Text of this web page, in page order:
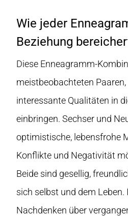
Wie jeder
Beziehung
Diese Enneagramm-
meistbeobachteten
interessante Qualitäten in
einbringen. Sechser und
optimistische, lebensfrohe
Konflikte und Negativität
Beide sind gesellig,
sich selbst und dem
Nachdenken über